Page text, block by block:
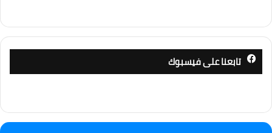
تابعنا على فيسبوك